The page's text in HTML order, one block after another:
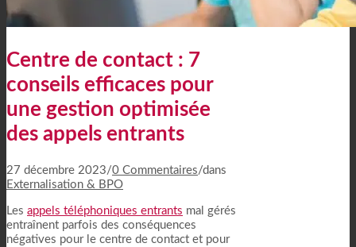
Centre de contact : 7
conseils efficaces pour
une gestion optimisée
des appels entrants
27 décembre 2023/0 Commentaires/dans
Externalisation & BPO
Les appels téléphoniques entrants mal gérés
entraînent parfois des conséquences
négatives pour le centre de contact et pour